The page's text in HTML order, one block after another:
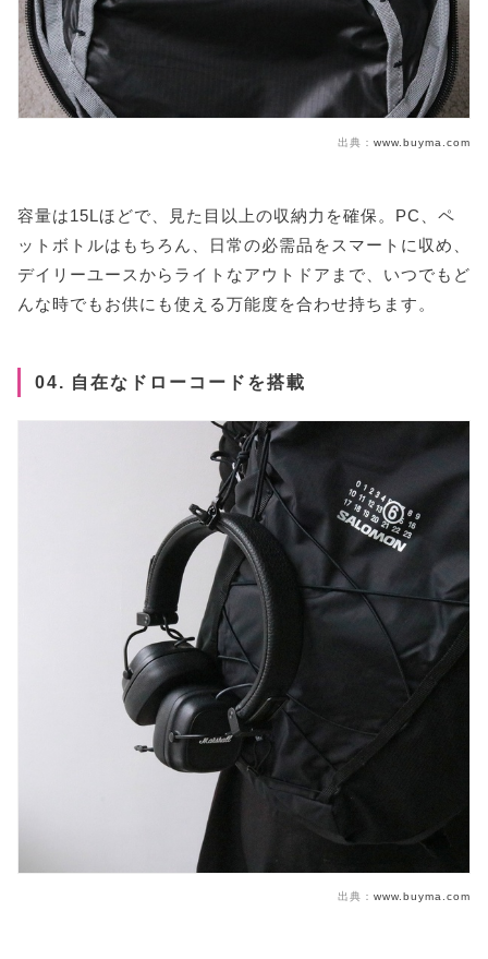
出典： www.buyma.com
容量は15Lほどで、見た目以上の収納力を確保。PC、ペ
ットボトルはもちろん、日常の必需品をスマートに収め、
デイリーユースからライトなアウトドアまで、いつでもど
んな時でもお供にも使える万能度を合わせ持ちます。
04. 自在なドローコードを搭載
出典： www.buyma.com